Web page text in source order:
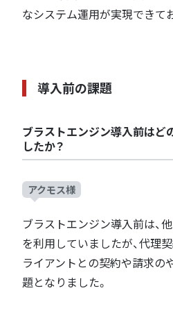
なシステム運用が実現できて
導入前の課題
ブラストエンジン導入前はど
したか？
アクモス様
ブラストエンジン導入前は、
を利用していましたが、代理
ライアントとの契約や請求の
題となりました。